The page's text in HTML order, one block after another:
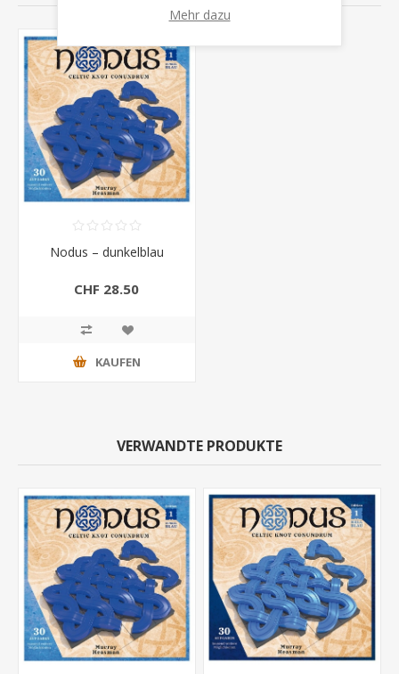
Nodus – dunkelblau
CHF 28.50
KAUFEN
VERWANDTE PRODUKTE
Mehr dazu